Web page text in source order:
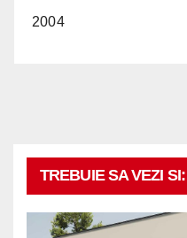
2004
TREBUIE SA VEZI SI: